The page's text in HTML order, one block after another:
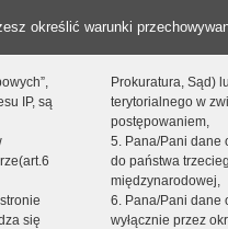
określić warunki
IP, są
się
Prokuratura, Sąd)
terytorialnego w
postępowaniem,
5. Pana/Pani dane
do państwa
międzynarodowej,
6. Pana/Pani dane
wyłącznie przez